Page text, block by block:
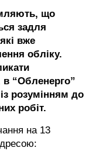
що
задля
вже
обліку.
в “Обленерго”
розумінням до
робіт.
на 13